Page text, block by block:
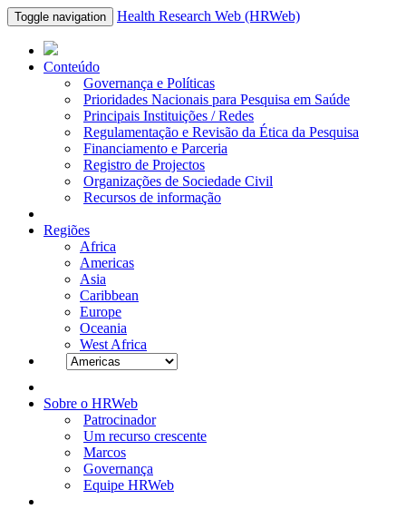
Toggle navigation Health Research Web (HRWeb)
Conteúdo
Governança e Políticas
Prioridades Nacionais para Pesquisa em Saúde
Principais Instituições / Redes
Regulamentação e Revisão da Ética da Pesquisa
Financiamento e Parceria
Registro de Projectos
Organizações de Sociedade Civil
Recursos de informação
Regiões
Africa
Americas
Asia
Caribbean
Europe
Oceania
West Africa
Sobre o HRWeb
Patrocinador
Um recurso crescente
Marcos
Governança
Equipe HRWeb